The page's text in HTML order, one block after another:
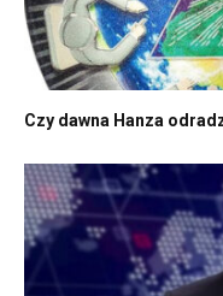
Czy dawna Hanza